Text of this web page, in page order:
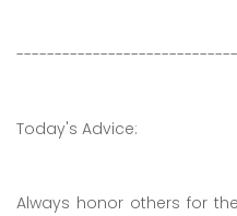
Today's Advice:
Always honor others for